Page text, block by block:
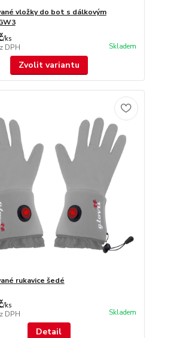
vložky do bot s dálkovým
/ks
DPH Skladem
Zvolit variantu
rukavice šedé
/ks
DPH Skladem
Detail